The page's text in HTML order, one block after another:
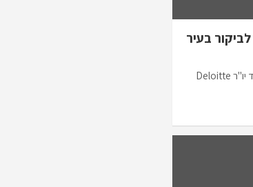
סגן יו"ר Deloitte ארה"ב מארק שטיינגר ואילן בירנפלד יו"ר Deloitte